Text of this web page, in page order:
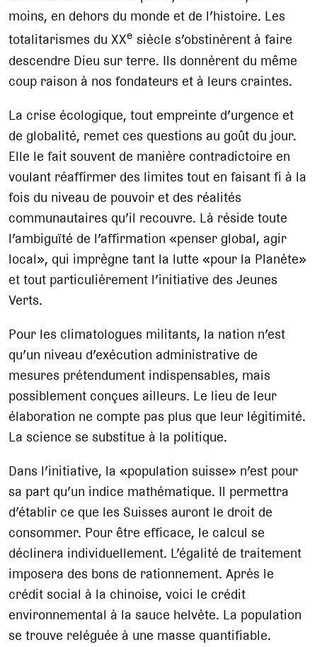
moins, en dehors du monde et de l’histoire. Les
totalitarismes du XXe siècle s’obstinèrent à faire
descendre Dieu sur terre. Ils donnèrent du même
coup raison à nos fondateurs et à leurs craintes.
La crise écologique, tout empreinte d’urgence et
de globalité, remet ces questions au goût du jour.
Elle le fait souvent de manière contradictoire en
voulant réaffirmer des limites tout en faisant fi à la
fois du niveau de pouvoir et des réalités
communautaires qu’il recouvre. Là réside toute
l’ambiguïté de l’affirmation «penser global, agir
local», qui imprègne tant la lutte «pour la Planète»
et tout particulièrement l’initiative des Jeunes
Verts.
Pour les climatologues militants, la nation n’est
qu’un niveau d’exécution administrative de
mesures prétendument indispensables, mais
possiblement conçues ailleurs. Le lieu de leur
élaboration ne compte pas plus que leur légitimité.
La science se substitue à la politique.
Dans l’initiative, la «population suisse» n’est pour
sa part qu’un indice mathématique. Il permettra
d’établir ce que les Suisses auront le droit de
consommer. Pour être efficace, le calcul se
déclinera individuellement. L’égalité de traitement
imposera des bons de rationnement. Après le
crédit social à la chinoise, voici le crédit
environnemental à la sauce helvète. La population
se trouve reléguée à une masse quantifiable.